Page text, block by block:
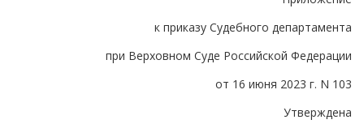
к приказу Судебного департамента
при Верховном Суде Российской Федерации
от 16 июня 2023 г. N 103
Утверждена